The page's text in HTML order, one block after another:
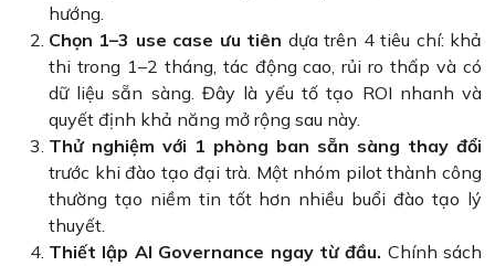
hướng.
Chọn 1–3 use case ưu tiên dựa trên 4 tiêu chí: khả
thi trong 1–2 tháng, tác động cao, rủi ro thấp và có
dữ liệu sẵn sàng. Đây là yếu tố tạo ROI nhanh và
quyết định khả năng mở rộng sau này.
Thử nghiệm với 1 phòng ban sẵn sàng thay đổi
trước khi đào tạo đại trà. Một nhóm pilot thành công
thường tạo niềm tin tốt hơn nhiều buổi đào tạo lý
thuyết.
Thiết lập AI Governance ngay từ đầu. Chính sách